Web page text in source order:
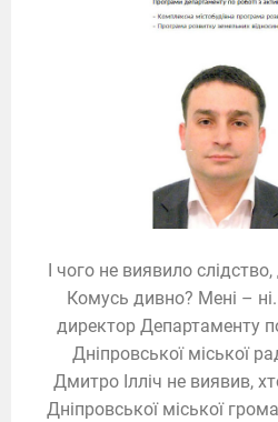
І чого не виявило
Комусь дивно? Мені –
директор Департаменту
Дніпровської міської
Дмитро Ілліч не виявив,
Дніпровської міської